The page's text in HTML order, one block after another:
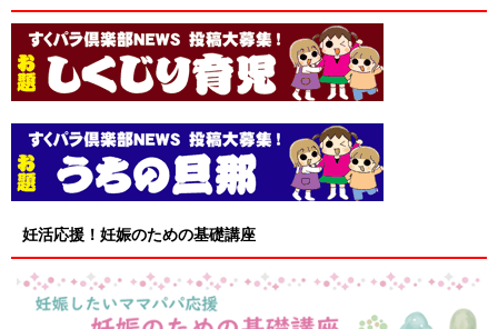
妊活応援！妊娠のための基礎講座